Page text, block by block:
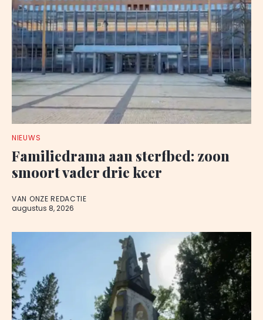
NIEUWS
Familiedrama aan sterfbed: zoon
smoort vader drie keer
VAN ONZE REDACTIE
augustus 8, 2026